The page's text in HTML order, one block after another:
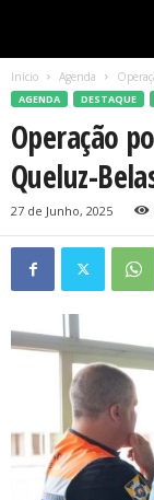
Início Agenda
AGENDA DESTAQUE
Operação
Queluz-
27 de Junho, 2025